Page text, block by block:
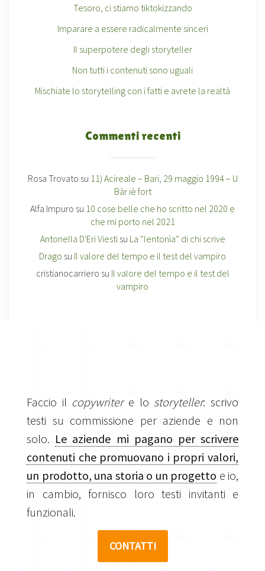
Tesoro, ci stiamo tiktokizzando
Imparare a essere radicalmente sinceri
Il superpotere degli storyteller
Non tutti i contenuti sono uguali
Mischiate lo storytelling con i fatti e avrete la realtà
Commenti recenti
Rosa Trovato su 11) Acireale – Bari, 29 maggio 1994 – U
Bàr iè fort
Alfa Impuro su 10 cose belle che ho scritto nel 2020 e
che mi porto nel 2021
Antonella D'Eri Viestisu La “lentonìa” di chi scrive
Drago su Il valore del tempo e il test del vampiro
cristianocarriero su Il valore del tempo e il test del
vampiro
Faccio il copywritere lo storyteller: scrivo
testi su commissione per aziende e non
solo. Le aziende mi pagano per scrivere
contenuti che promuovano i propri valori,
un prodotto, una storia o un progetto e io,
in cambio, fornisco loro testi invitanti e
funzionali.
CONTATTI